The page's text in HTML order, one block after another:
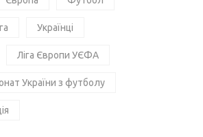
Українці
Ліга Європи УЄФА
України з футболу